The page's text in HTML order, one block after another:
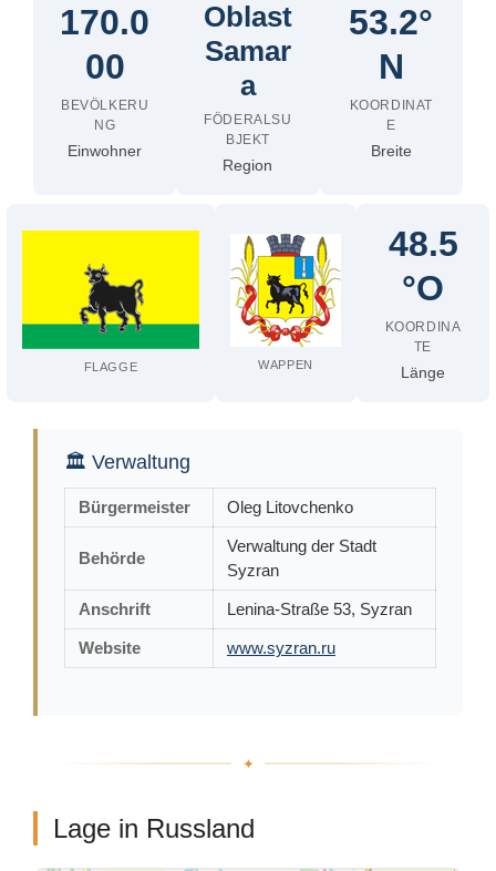
170.0
00
BEVÖLKERU
NG
Einwohner
Oblast
Samar
a
FÖDERALSU
BJEKT
Region
53.2°
N
KOORDINAT
E
Breite
FLAGGE WAPPEN
48.5
°O
KOORDINA
TE
Länge
🏛 Verwaltung
Bürgermeister Oleg Litovchenko
Behörde
Verwaltung der Stadt
Syzran
Anschrift Lenina-Straße 53, Syzran
Website www.syzran.ru
Lage in Russland